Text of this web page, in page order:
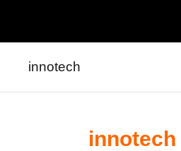
innotech
innotech